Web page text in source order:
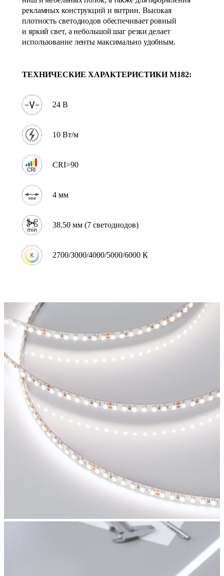
рекламных конструкций и витрин. Высокая
плотность светодиодов обеспечивает ровный
и яркий свет, а небольшой шаг резки делает
использование ленты максимально удобным.
ТЕХНИЧЕСКИЕ ХАРАКТЕРИСТИКИM182:
24 В
10 Вт/м
CRI>90
4 мм
38.50 мм (7 светодиодов)
2700/3000/4000/5000/6000 К